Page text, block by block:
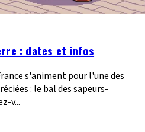
: dates et infos
s'animent pour l'une des
: le bal des sapeurs-
v...